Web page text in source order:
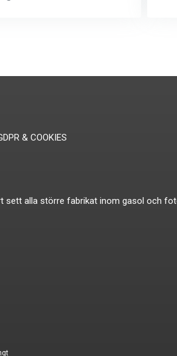
& COOKIES
sett alla större fabrikat inom gasol och